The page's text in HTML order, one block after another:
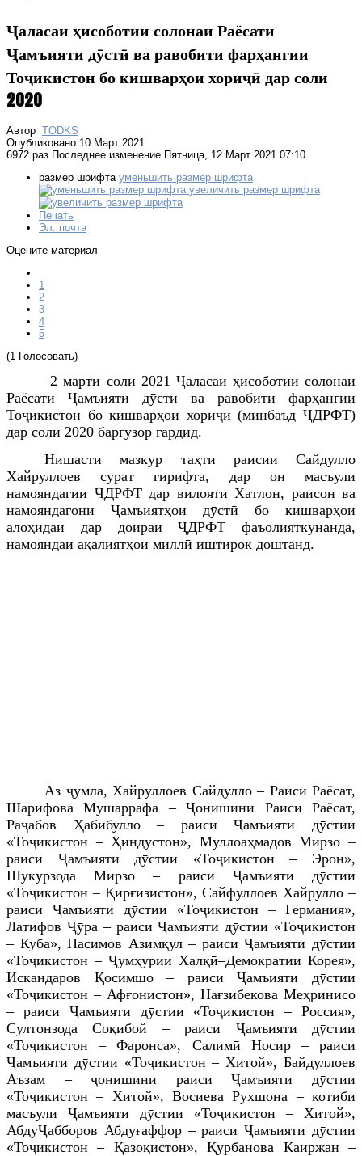
Ҷаласаи ҳисоботии солонаи Раёсати
Ҷамъияти дӯстӣ ва равобити фарҳангии
Тоҷикистон бо кишварҳои хориҷӣ дар соли
2020
Автор TODKS
Опубликовано:10 Март 2021
6972 раз Последнее изменение Пятница, 12 Март 2021 07:10
размер шрифта уменьшить размер шрифта
увеличить размер шрифта
Печать
Эл. почта
Оцените материал
1
2
3
4
5
(1 Голосовать)
2 марти соли 2021 Ҷаласаи ҳисоботии солонаи
Раёсати Ҷамъияти дӯстӣ ва равобити фарҳангии
Тоҷикистон бо кишварҳои хориҷӣ (минбаъд ҶДРФТ)
дар соли 2020 баргузор гардид.
Нишасти мазкур таҳти раисии Сайдулло
Хайруллоев сурат гирифта, дар он масъули
намояндагии ҶДРФТ дар вилояти Хатлон, раисон ва
намояндагони Ҷамъиятҳои дӯстӣ бо кишварҳои
алоҳидаи дар доираи ҶДРФТ фаъолияткунанда,
намояндаи ақалиятҳои миллӣ иштирок доштанд.
Аз ҷумла, Хайруллоев Сайдулло – Раиси Раёсат,
Шарифова Мушаррафа – Ҷонишини Раиси Раёсат,
Раҷабов Ҳабибулло – раиси Ҷамъияти дӯстии
«Тоҷикистон – Ҳиндустон», Муллоаҳмадов Мирзо –
раиси Ҷамъияти дӯстии «Тоҷикистон – Эрон»,
Шукурзода Мирзо – раиси Ҷамъияти дӯстии
«Тоҷикистон – Қирғизистон», Сайфуллоев Хайрулло –
раиси
Ҷамъияти дӯстии «Тоҷикистон – Германия»,
Латифов Ҷӯра – раисиҶамъияти дӯстии «Тоҷикистон
– Куба», Насимов Азимқул – раиси Ҷамъияти дӯстии
«Тоҷикистон – Ҷумҳурии Халқӣ–Демократии Корея»,
Искандаров Қосимшо – раиси Ҷамъияти дӯстии
«Тоҷикистон – Афғонистон», Нағзибекова Меҳринисо
– раиси
Ҷамъияти дӯстии «Тоҷикистон – Россия»,
Султонзода Соқибой – раиси Ҷамъияти дӯстии
«Тоҷикистон – Фаронса», Салимӣ Носир – раиси
Ҷамъияти дӯстии «Тоҷикистон – Хитой», Байдуллоев
Аъзам –ҷонишини раиси Ҷамъияти дӯстии
«Тоҷикистон – Хитой», Восиева Рухшона – котиби
масъули Ҷамъияти дӯстии «Тоҷикистон – Хитой»,
АбдуҶабборов Абдуғаффор – раиси Ҷамъияти дӯстии
«Тоҷикистон – Қазоқистон», Қурбанова Каиржан –